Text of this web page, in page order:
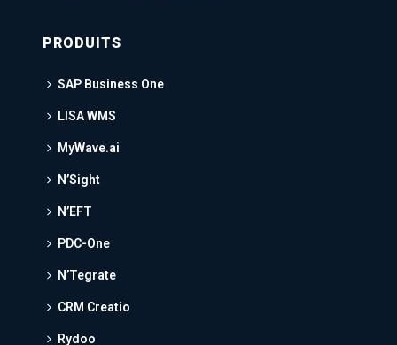
PRODUITS
SAP Business One
LISA WMS
MyWave.ai
N’Sight
N’EFT
PDC-One
N’Tegrate
CRM Creatio
Rydoo